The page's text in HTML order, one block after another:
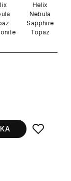
Helix
Nebula
Sapphire
Topaz